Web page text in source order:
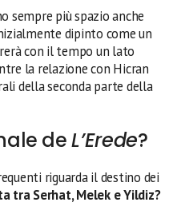
sempre più spazio anche
dipinto come un
con il tempo un lato
la relazione con Hicran
della seconda parte della
deL’Erede?
riguarda il destino dei
tra Serhat, Melek e Yildiz?